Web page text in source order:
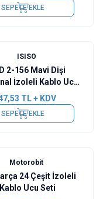
SEPETE EKLE
ISISO
2-156 Mavi Dişi
İzoleli Kablo Ucu
10 Adet
TL + KDV
SEPETE EKLE
Motorobit
24 Çeşit İzoleli
Kablo Ucu Seti